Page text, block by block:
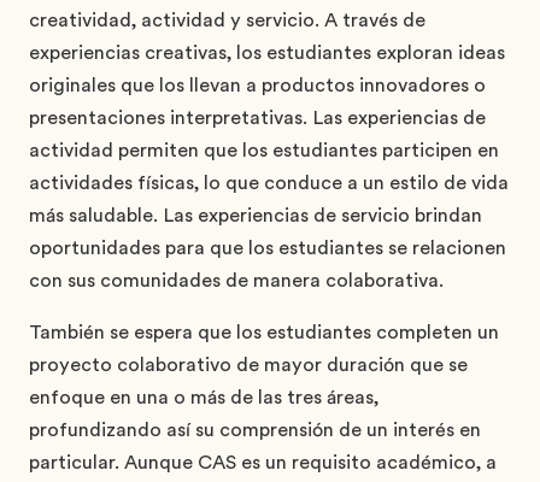
creatividad, actividad y servicio. A través de
experiencias creativas, los estudiantes exploran ideas
originales que los llevan a productos innovadores o
presentaciones interpretativas. Las experiencias de
actividad permiten que los estudiantes participen en
actividades físicas, lo que conduce a un estilo de vida
más saludable. Las experiencias de servicio brindan
oportunidades para que los estudiantes se relacionen
con sus comunidades de manera colaborativa.
También se espera que los estudiantes completen un
proyecto colaborativo de mayor duración que se
enfoque en una o más de las tres áreas,
profundizando así su comprensión de un interés en
particular. Aunque CAS es un requisito académico, a